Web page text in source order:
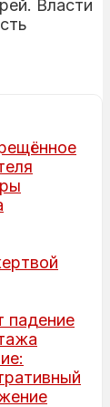
Власти
падение